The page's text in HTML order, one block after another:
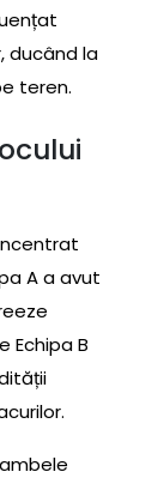
ducând la
teren.
A a avut
Echipa B